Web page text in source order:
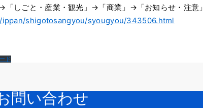
「しごと・産業・観光」→「商業」→「お知らせ・注意」
shigotosangyou/syougyou/343506.html
ド
問い合わせ